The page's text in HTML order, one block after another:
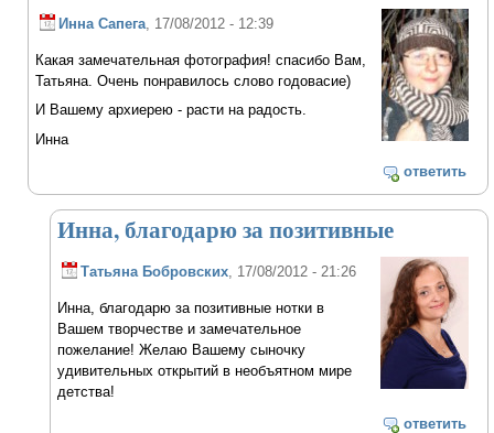
Инна Сапега , 17/08/2012 - 12:39
Какая замечательная фотография! спасибо Вам,
Татьяна. Очень понравилось слово годовасие)
И Вашему архиерею - расти на радость.
Инна
ответить
Инна, благодарю за позитивные
Татьяна Бобровских, 17/08/2012 - 21:26
Инна, благодарю за позитивные нотки в
Вашем творчестве и замечательное
пожелание! Желаю Вашему сыночку
удивительных открытий в необъятном мире
детства!
ответить